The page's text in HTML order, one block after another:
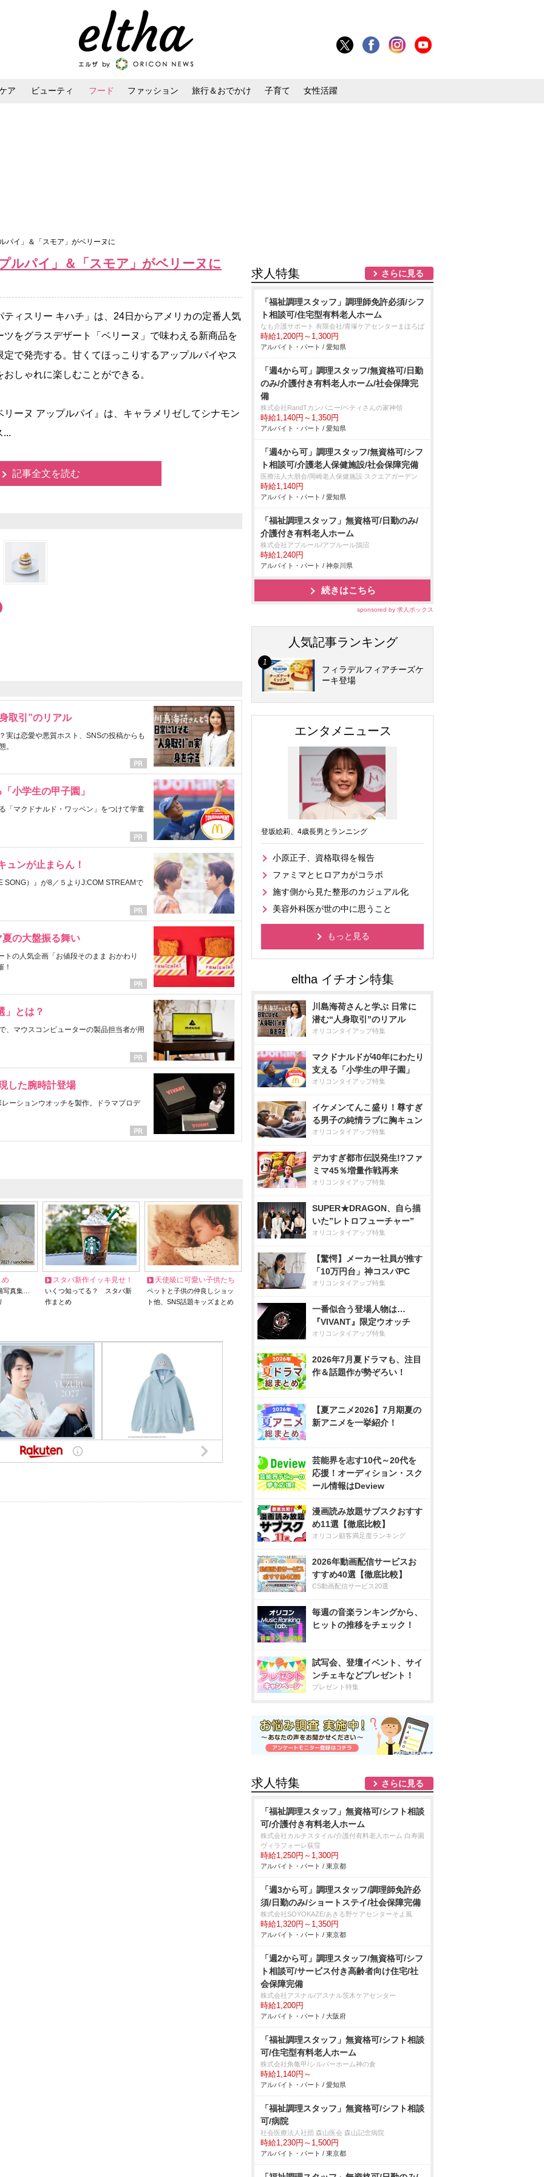
ア ビューティ フード ファッション 旅行＆おでかけ 子育て 女性活躍
パイ」＆「スモア」がベリーヌに
ルパイ」＆「スモア」がベリーヌに
ィスリー キハチ」は、24日からアメリカの定番人気
ツをグラスデザート「ベリーヌ」で味わえる新商品を
定で発売する。甘くてほっこりするアップルパイやス
おしゃれに楽しむことができる。
ーヌ アップルパイ』は、キャラメリゼしてシナモン
...
記事全文を読む
取引”のリアル
実は恋愛や悪質ホスト、SNSの投稿からも
。
小学生の甲子園」
「マクドナルド・ワッペン」をつけて学童
ュンが止まらん！
SONG）』が8／５よりJ:COM STREAMで
の大盤振る舞い
の人気企画「お値段そのまま おかわり
！
」とは？
、マウスコンピューターの製品担当者が用
した腕時計登場
ーションウオッチを製作。ドラマプロデ
め
写真集…
スタバ新作イッキ見せ！
いくつ知ってる？ スタバ新
作まとめ
天使級に可愛い子供たち
ペットと子供の仲良しショッ
ト他、SNS話題キッズまとめ
求人特集 さらに見る
「福祉調理スタッフ」調理師免許必須/シフ
ト相談可/住宅型有料老人ホーム
なも介護サポート 有限会社/青塚ケアセンターまほろば
時給1,200円～1,300円
アルバイト・パート / 愛知県
「週4から可」調理スタッフ/無資格可/日勤
のみ/介護付き有料老人ホーム/社会保障完
備
株式会社RandTカンパニー/ベティさんの家神領
時給1,140円～1,350円
アルバイト・パート / 愛知県
「週4から可」調理スタッフ/無資格可/シフ
ト相談可/介護老人保健施設/社会保障完備
医療法人大朋会/岡崎老人保健施設 スクエアガーデン
時給1,140円
アルバイト・パート / 愛知県
「福祉調理スタッフ」無資格可/日勤のみ/
介護付き有料老人ホーム
株式会社アプルール/アプルール鵠沼
時給1,240円
アルバイト・パート / 神奈川県
続きはこちら
sponsored by 求人ボックス
人気記事ランキング
フィラデルフィアチーズケ
ーキ登場
エンタメニュース
登坂絵莉、4歳長男とランニング
小原正子、資格取得を報告
ファミマとヒロアカがコラボ
施す側から見た整形のカジュアル化
美容外科医が世の中に思うこと
もっと見る
川島海荷さんと学ぶ 日常に
潜む“人身取引”のリアル
オリコンタイアップ特集
マクドナルドが40年にわたり
支える「小学生の甲子園」
オリコンタイアップ特集
イケメンてんこ盛り！尊すぎ
る男子の純情ラブに胸キュン
オリコンタイアップ特集
デカすぎ都市伝説発生!?ファ
ミマ45％増量作戦再来
オリコンタイアップ特集
SUPER★DRAGON、自ら描
いた”レトロフューチャー”
オリコンタイアップ特集
【驚愕】メーカー社員が推す
「10万円台」神コスパPC
オリコンタイアップ特集
一番似合う登場人物は…
『VIVANT』限定ウオッチ
オリコンタイアップ特集
2026年7月夏ドラマも、注目
作＆話題作が勢ぞろい！
【夏アニメ2026】7月期夏の
新アニメを一挙紹介！
芸能界を志す10代～20代を
応援！オーディション・スク
ール情報はDeview
漫画読み放題サブスクおすす
め11選【徹底比較】
オリコン顧客満足度ランキング
2026年動画配信サービスお
すすめ40選【徹底比較】
CS動画配信サービス20選
毎週の音楽ランキングから、
ヒットの推移をチェック！
試写会、登壇イベント、サイ
ンチェキなどプレゼント！
プレゼント特集
求人特集 さらに見る
「福祉調理スタッフ」無資格可/シフト相談
可/介護付き有料老人ホーム
株式会社カルチスタイル/介護付有料老人ホーム 白寿園
ヴィラフォーレ荻窪
時給1,250円～1,300円
アルバイト・パート / 東京都
「週3から可」調理スタッフ/調理師免許必
須/日勤のみ/ショートステイ/社会保障完備
株式会社SOYOKAZE/あきる野ケアセンターそよ風
時給1,320円～1,350円
アルバイト・パート / 東京都
「週2から可」調理スタッフ/無資格可/シフ
ト相談可/サービス付き高齢者向け住宅/社
会保障完備
株式会社アスナル/アスナル茨木ケアセンター
時給1,200円
アルバイト・パート / 大阪府
「福祉調理スタッフ」無資格可/シフト相談
可/住宅型有料老人ホーム
株式会社角亀甲/シルバーホーム神の倉
時給1,140円～
アルバイト・パート / 愛知県
「福祉調理スタッフ」無資格可/シフト相談
可/病院
社会医療法人社団 森山医会 森山記念病院
時給1,230円～1,500円
アルバイト・パート / 東京都